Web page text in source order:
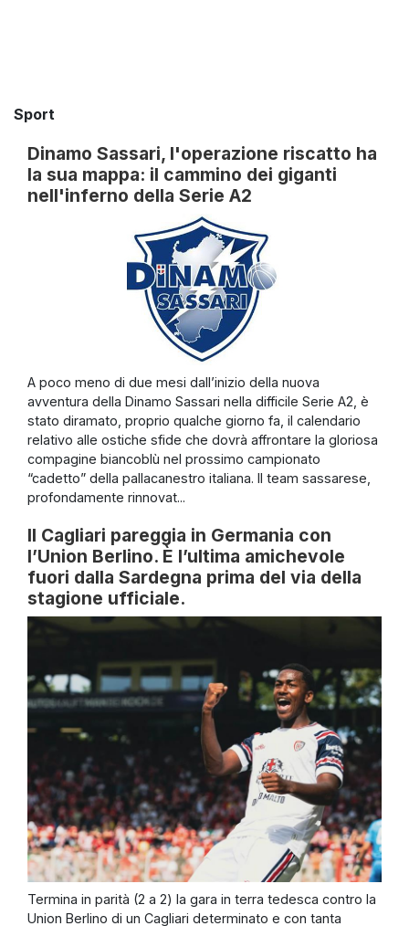
Sport
Dinamo Sassari, l'operazione riscatto ha
la sua mappa: il cammino dei giganti
nell'inferno della Serie A2
A poco meno di due mesi dall’inizio della nuova
avventura della Dinamo Sassari nella difficile Serie A2, è
stato diramato, proprio qualche giorno fa, il calendario
relativo alle ostiche sfide che dovrà affrontare la gloriosa
compagine biancoblù nel prossimo campionato
“cadetto” della pallacanestro italiana. Il team sassarese,
profondamente rinnovat...
Il Cagliari pareggia in Germania con
l’Union Berlino. È l’ultima amichevole
fuori dalla Sardegna prima del via della
stagione ufficiale.
Termina in parità (2 a 2) la gara in terra tedesca contro la
Union Berlino di un Cagliari determinato e con tanta